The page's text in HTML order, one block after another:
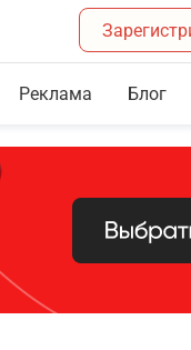
Реклама Блог